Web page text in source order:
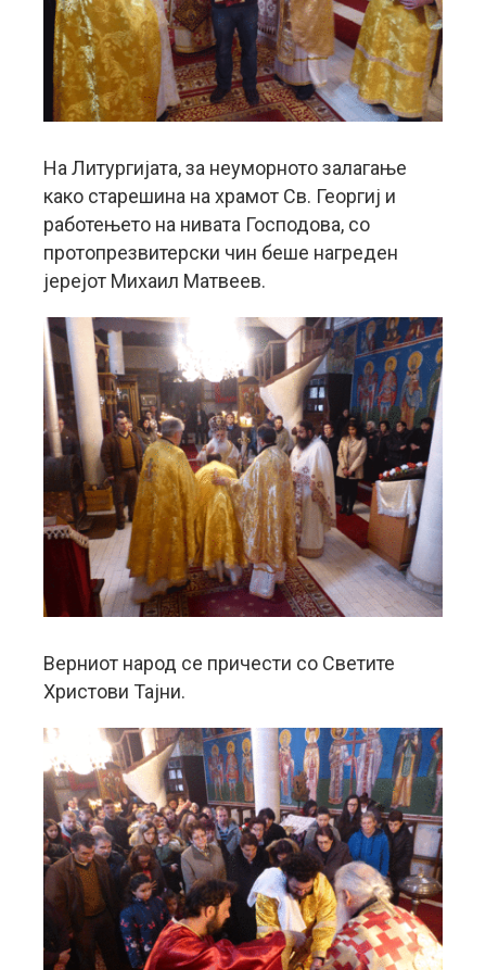
На Литургијата, за неуморното залагање
како старешина на храмот Св. Георгиј и
работењето на нивата Господова, со
протопрезвитерски чин беше нагреден
јерејот Михаил Матвеев.
Верниот народ се причести со Светите
Христови Тајни.